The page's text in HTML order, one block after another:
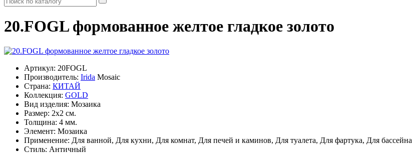
20.FOGL формованное желтое гладкое золото
Артикул: 20FOGL
Производитель: Irida Mosaic
Страна: КИТАЙ
Коллекция: GOLD
Вид изделия: Мозаика
Размер: 2x2 см.
Толщина: 4 мм.
Элемент: Мозаика
Применение: Для ванной, Для кухни, Для комнат, Для печей и каминов, Для туалета, Для фартука, Для бассейна
Стиль: Античный